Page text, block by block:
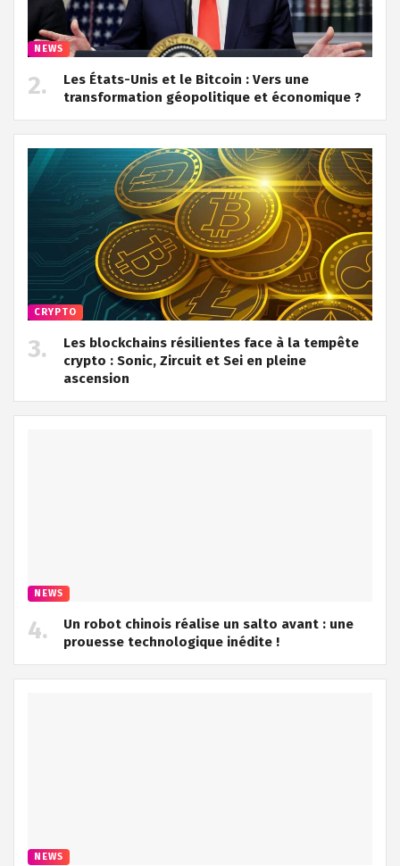
NEWS
Les États-Unis et le Bitcoin : Vers une
transformation géopolitique et économique ?
CRYPTO
Les blockchains résilientes face à la tempête
crypto : Sonic, Zircuit et Sei en pleine
ascension
NEWS
Un robot chinois réalise un salto avant : une
prouesse technologique inédite !
NEWS